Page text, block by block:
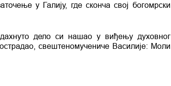
у Галију, где сконча свој богомрски
дело си нашао у виђењу духовног
свештеномучениче Василије: Моли